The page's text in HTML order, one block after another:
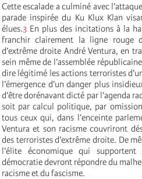
Cette escalade a culminé avec
parade inspirée du Ku Klux Klan
élues.3 En plus des incitations à la
franchir clairement la ligne rouge
d’extrême droite André Ventura, en
sein même de l’assemblée
dire légitimé les actions terroristes
l’émergence d’un danger plus
d’être dorénavant dicté par l’agenda
soit par calcul politique, par
tous ceux qui, dans l’enceinte
Ventura et son racisme couvriront
des terroristes d’extrême droite. De
l’élite économique qui
démocratie devront répondre du
racisme et du fascisme.